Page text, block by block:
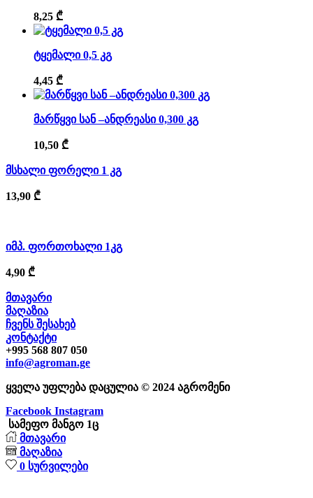
8,25 ₾
ტყემალი 0,5 კგ
4,45 ₾
მარწყვი სან –ანდრეასი 0,300 კგ
10,50 ₾
მსხალი ფორელი 1 კგ
13,90 ₾
იმპ. ფორთოხალი 1კგ
4,90 ₾
მთავარი
მაღაზია
ჩვენს შესახებ
კონტაქტი
+995 568 807 050
info@agroman.ge
ყველა უფლება დაცულია © 2024 აგრომენი
Facebook Instagram
სამეფო მანგო 1ც
მთავარი
მაღაზია
0 სურვილები